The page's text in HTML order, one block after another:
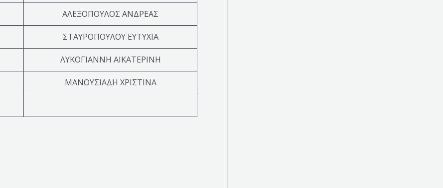
ΑΛΕΞΟΠΟΥΛΟΣ ΑΝΔΡΕΑΣ
ΣΤΑΥΡΟΠΟΥΛΟΥ ΕΥΤΥΧΙΑ
ΛΥΚΟΓΙΑΝΝΗ ΑΙΚΑΤΕΡΙΝΗ
ΜΑΝΟΥΣΙΑΔΗ ΧΡΙΣΤΙΝΑ